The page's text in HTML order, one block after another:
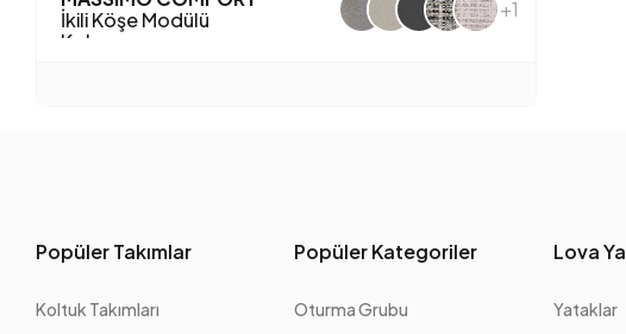
İkili Köşe Modülü
Kolsuz
+1
Popüler Takımlar
Koltuk Takımları
Popüler Kategoriler
Oturma Grubu
Lova
Yataklar